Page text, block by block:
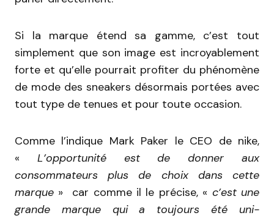
Si la marque étend sa gamme, c’est tout
simplement que son image est incroyablement
forte et qu’elle pourrait profiter du phénomène
de mode des sneakers désormais portées avec
tout type de tenues et pour toute occasion.
Comme l’indique Mark Paker le CEO de nike,
« L’opportunité est de donner aux
consommateurs plus de choix dans cette
marque » car comme il le précise, « c’est une
grande marque qui a toujours été uni-